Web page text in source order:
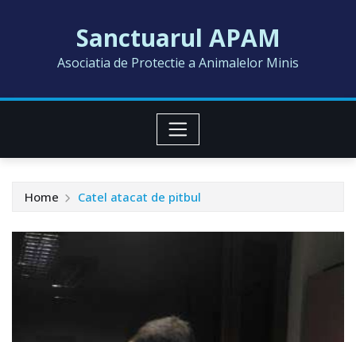
Sanctuarul APAM
Asociatia de Protectie a Animalelor Minis
Home Catel atacat de pitbul